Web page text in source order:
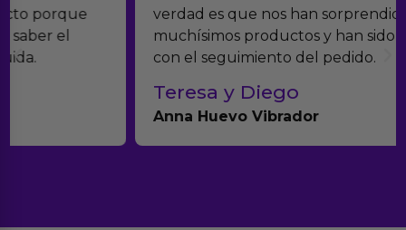
verdad es que nos han sorprendido. Tienen
muchísimos productos y han sido super atentos
con el seguimiento del pedido.
Teresa y Diego
Anna Huevo Vibrador